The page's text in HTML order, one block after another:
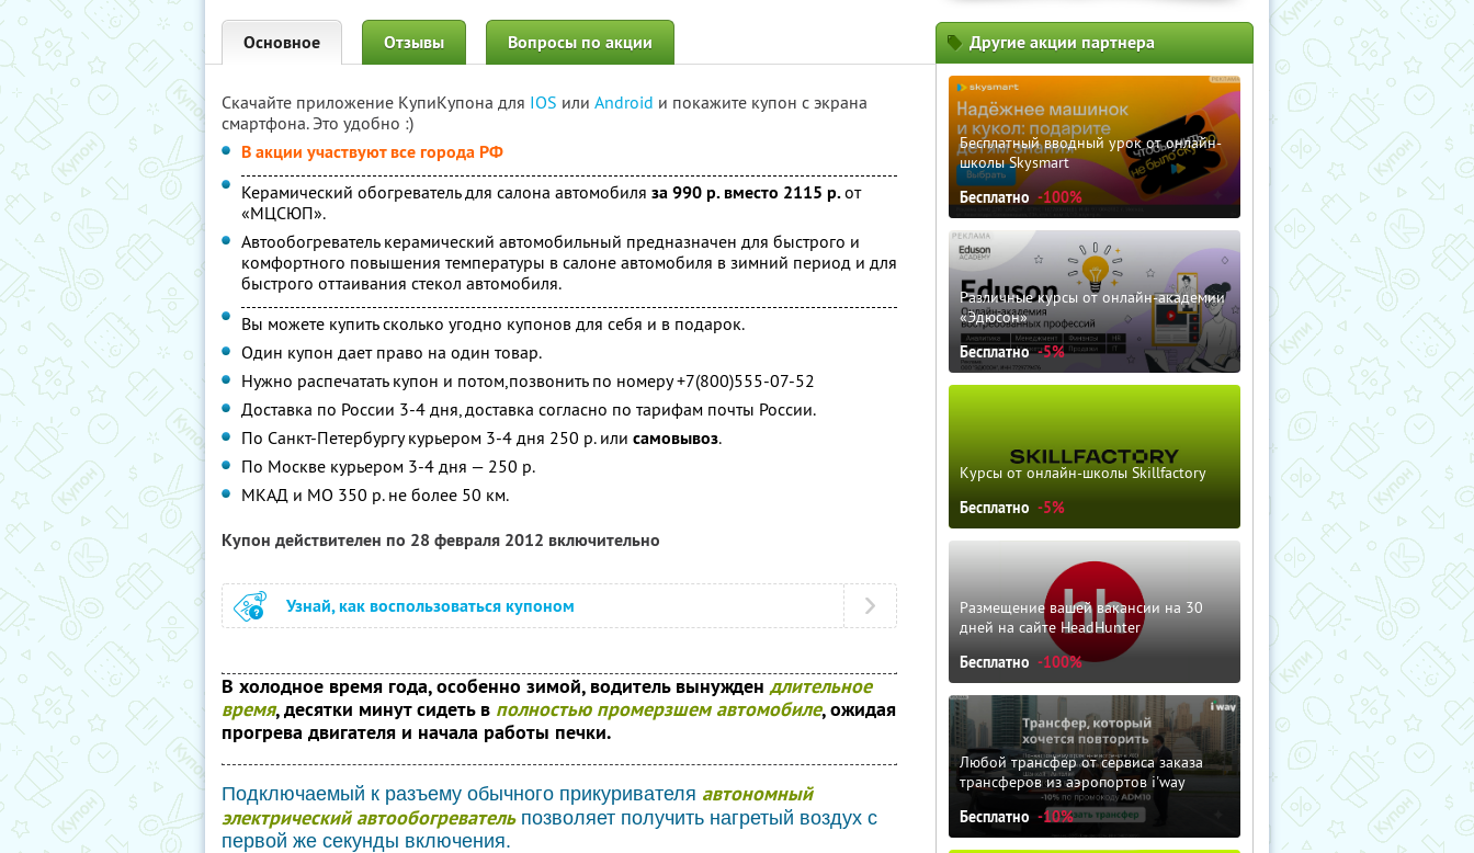
Основное Отзывы Вопросы по акции
Скачайте приложение КупиКупона для IOS или Android и покажите купон с экрана
смартфона. Это удобно :)
В акции участвуют все города РФ
Керамический обогреватель для салона автомобиля за 990 р. вместо 2115 р.от
«МЦСЮП».
Автообогреватель керамический автомобильный предназначен для быстрого и
комфортного повышения температуры в салоне автомобиля в зимний период и для
быстрого оттаивания стекол автомобиля.
Вы можете купить сколько угодно купонов для себя и в подарок.
Один купон дает право на один товар.
Нужно распечатать купон и потом,позвонить по номеру +7(800)555-07-52
Доставка по России 3-4 дня, доставка согласно по тарифам почты России.
По Санкт-Петербургу курьером 3-4 дня 250 р. или самовывоз.
По Москве курьером 3-4 дня — 250 р.
МКАД и МО 350 р. не более 50 км.
Купон действителен по 28 февраля 2012 включительно
Узнай, как воспользоваться купоном
В холодное время года, особенно зимой, водитель вынужден длительное
время, десятки минут сидеть в полностью промерзшем автомобиле, ожидая
прогрева двигателя и начала работы печки.
Подключаемый к разъему обычного прикуривателя автономный
электрический автообогревательпозволяет получить нагретый воздух с
первой же секунды включения.
Другие акции партнера
Бесплатный вводный урок от онлайн-
школы Skysmart
Бесплатно -100%
Различные курсы от онлайн-академии
«Эдюсон»
Бесплатно -5%
Курсы от онлайн-школы Skillfactory
Бесплатно -5%
Размещение вашей вакансии на 30
дней на сайте HeadHunter
Бесплатно -100%
Любой трансфер от сервиса заказа
трансферов из аэропортов i'way
Бесплатно -10%